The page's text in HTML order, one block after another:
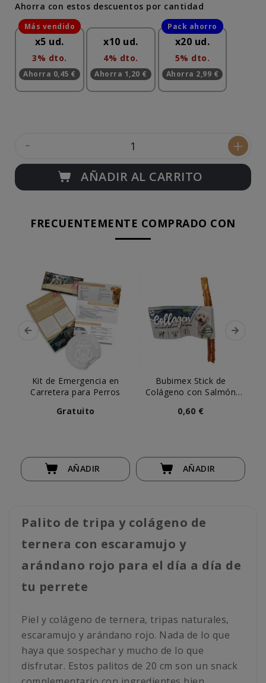
Ahorra con estos descuentos por cantidad
x5 ud.
3% dto.
Ahorra 0,45 €
x10 ud.
4% dto.
Ahorra 1,20 €
x20 ud.
5% dto.
Ahorra 2,99 €
- +
AÑADIR AL CARRITO
FRECUENTEMENTE COMPRADO CON
Kit de Emergencia en
Carretera para Perros
Gratuito
AÑADIR
Bubimex Stick de
Colágeno con Salmón
0,60 €
AÑADIR
Palito de tripa y colágeno de
ternera con escaramujo y
arándano rojo para el día a día de
tu perrete
Piel y colágeno de ternera, tripas naturales,
escaramujo y arándano rojo. Nada de lo que
haya que sospechar y mucho de lo que
disfrutar. Estos palitos de 20 cm son un snack